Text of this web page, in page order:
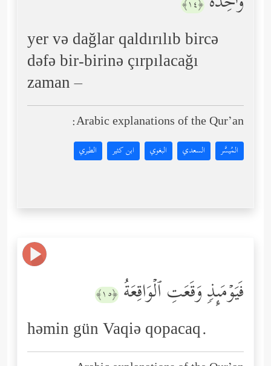
﴿١٤﴾
yer və dağlar qaldırılıb bircə
dəfə bir-birinə çırpılacağı
zaman –
Arabic explanations of the Qur’an:
المُيسَّر السعدي البغوي ابن كثير الطبري
فَیَوۡمَىِٕذࣲ وَقَعَتِ ٱلۡوَاقِعَةُ ﴿١٥﴾
həmin gün Vaqiə qopacaq.